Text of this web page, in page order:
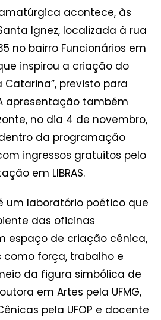
acontece, às
Ignez, localizada à rua
no bairro Funcionários em
inspirou a criação do
Catarina”, previsto para
apresentação também
no dia 4 de novembro,
da programação
ingressos gratuitos pelo
em LIBRAS.
um laboratório poético que
das oficinas
espaço de criação cênica,
como força, trabalho e
da figura simbólica de
em Artes pela UFMG,
pela UFOP e docente